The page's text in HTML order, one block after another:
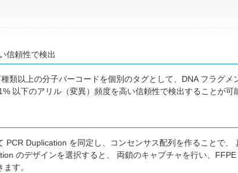
信頼性で検出
類以上の分子バーコードを個別のタグとして、DNA フラグメ
以下のアリル（変異）頻度を高い信頼性で検出することが可
PCR Duplication を同定し、コンセンサス配列を作ることで、
のデザインを選択すると、 両鎖のキャプチャを行い、
す。